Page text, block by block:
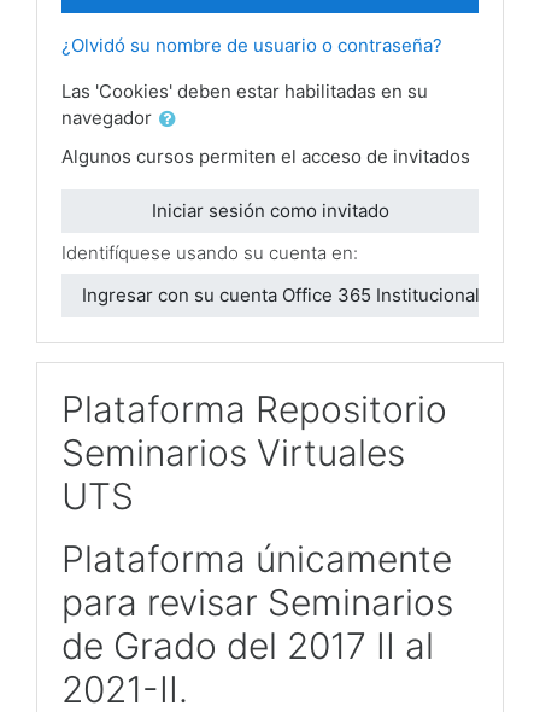
¿Olvidó su nombre de usuario o contraseña?
Las 'Cookies' deben estar habilitadas en su
navegador
Algunos cursos permiten el acceso de invitados
Iniciar sesión como invitado
Identifíquese usando su cuenta en:
Ingresar con su cuenta Office 365 Institucional
Plataforma Repositorio
Seminarios Virtuales
UTS
Plataforma únicamente
para revisar Seminarios
de Grado del 2017 II al
2021-II.